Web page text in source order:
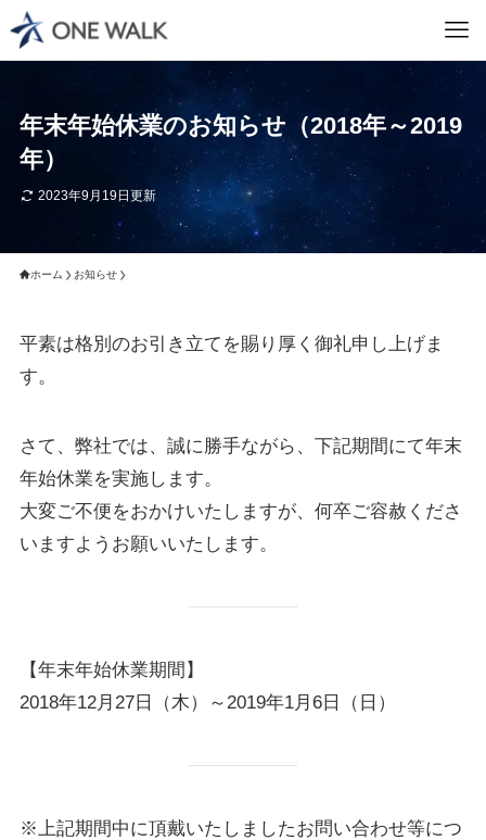
年末年始休業のお知らせ（2018年～2019
年）
2023年9月19日更新
ホーム お知らせ
平素は格別のお引き立てを賜り厚く御礼申し上げま
す。
さて、弊社では、誠に勝手ながら、下記期間にて年末
年始休業を実施します。
大変ご不便をおかけいたしますが、何卒ご容赦くださ
いますようお願いいたします。
【年末年始休業期間】
2018年12月27日（木）～2019年1月6日（日）
※上記期間中に頂戴いたしましたお問い合わせ等につ